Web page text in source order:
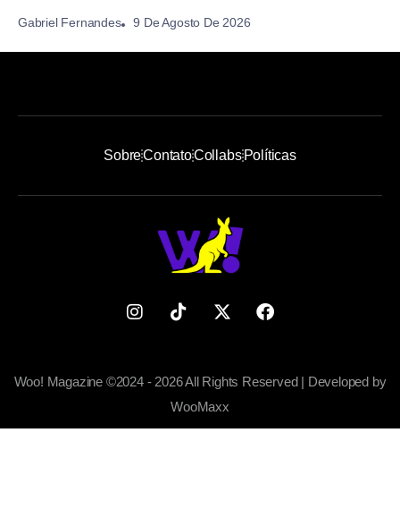
Gabriel Fernandes 9 De Agosto De 2026
SobreContatoCollabsPolíticas
Woo! Magazine ©2024 - 2026 All Rights Reserved | Developed by
WooMaxx